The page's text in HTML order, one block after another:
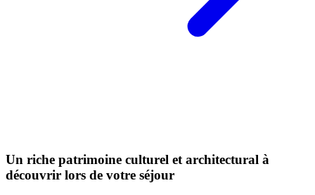
Un riche patrimoine culturel et architectural à
découvrir lors de votre séjour